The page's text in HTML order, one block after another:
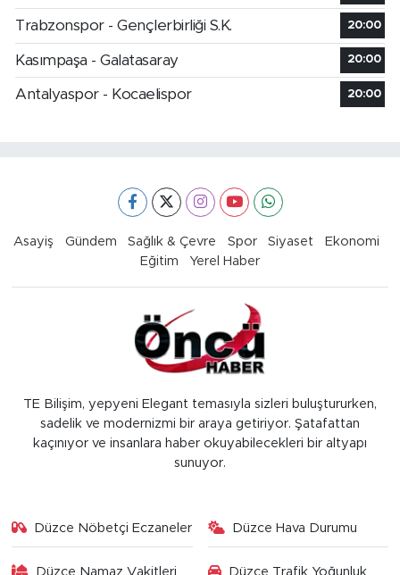
Trabzonspor - Gençlerbirliği S.K. 20:00
Kasımpaşa - Galatasaray 20:00
Antalyaspor - Kocaelispor 20:00
Asayiş Gündem Sağlık & Çevre Spor Siyaset
Ekonomi
Eğitim
Yerel Haber
TE Bilişim, yepyeni Elegant temasıyla sizleri buluştururken,
sadelik ve modernizmi bir araya getiriyor. Şatafattan
kaçınıyor ve insanlara haber okuyabilecekleri bir altyapı
sunuyor.
Düzce Nöbetçi Eczaneler Düzce Hava Durumu
Düzce Namaz Vakitleri Düzce Trafik Yoğunluk